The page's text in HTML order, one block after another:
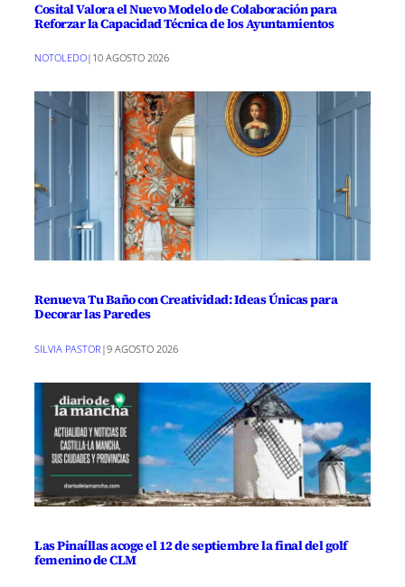
Cosital Valora el Nuevo Modelo de Colaboración para
Reforzar la Capacidad Técnica de los Ayuntamientos
NOTOLEDO| 10 AGOSTO 2026
Renueva Tu Baño con Creatividad: Ideas Únicas para
Decorar las Paredes
SILVIA PASTOR |9 AGOSTO 2026
Las Pinaíllas acoge el 12 de septiembre la final del golf
femenino de CLM